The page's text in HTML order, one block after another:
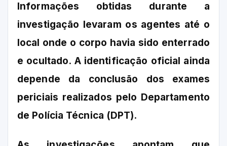
Informações obtidas durante a
investigação levaram os agentes até o
local onde o corpo havia sido enterrado
e ocultado. A identificação oficial ainda
depende da conclusão dos exames
periciais realizados pelo Departamento
de Polícia Técnica (DPT).